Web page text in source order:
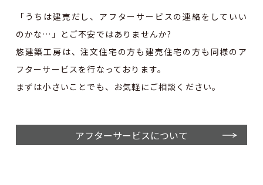
「うちは建売だし、アフターサービスの連絡をしていい
のかな…」とご不安ではありませんか?
悠建築工房は、注文住宅の方も建売住宅の方も同様のア
フターサービスを行なっております。
まずは小さいことでも、お気軽にご相談ください。
アフターサービスについて